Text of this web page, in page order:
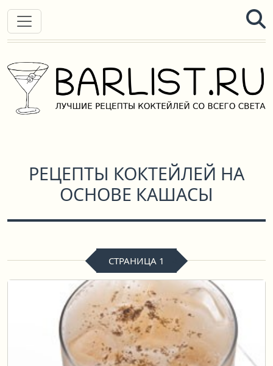
РЕЦЕПТЫ КОКТЕЙЛЕЙ НА
ОСНОВЕ КАШАСЫ
СТРАНИЦА 1